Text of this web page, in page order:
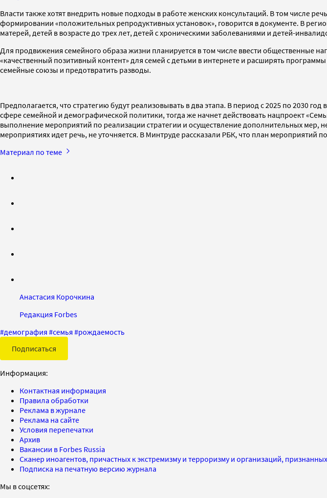
Власти также хотят внедрить новые подходы в работе женских консультаций. В том числе
формировании «положительных репродуктивных установок», говорится в документе. В
матерей, детей в возрасте до трех лет, детей с хроническими заболеваниями и детей-
Для продвижения семейного образа жизни планируется в том числе ввести общественные
«качественный позитивный контент» для семей с детьми в интернете и расширять
семейные союзы и предотвратить разводы.
Предполагается, что стратегию будут реализовывать в два этапа. В период с 2025 по 2030
сфере семейной и демографической политики, тогда же начнет действовать нацпроект
выполнение мероприятий по реализации стратегии и осуществление дополнительных мер,
мероприятиях идет речь, не уточняется. В Минтруде рассказали РБК, что план мероприятий
Материал по теме
Анастасия Корочкина
Редакция Forbes
#демография #семья #рождаемость
Подписаться
Информация:
Контактная информация
Правила обработки
Реклама в журнале
Реклама на сайте
Условия перепечатки
Архив
Вакансии в Forbes Russia
Сканер иноагентов, причастных к экстремизму и терроризму и организаций,
Подписка на печатную версию журнала
Мы в соцсетях: